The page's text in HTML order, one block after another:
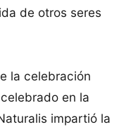
de otros seres
la celebración
en la
impartió la